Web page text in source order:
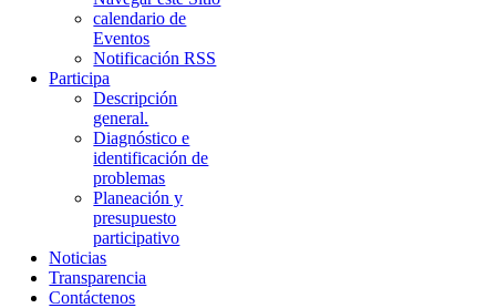
calendario de
Eventos
Notificación RSS
Participa
Descripción
general.
Diagnóstico e
identificación de
problemas
Planeación y
presupuesto
participativo
Noticias
Transparencia
Contáctenos